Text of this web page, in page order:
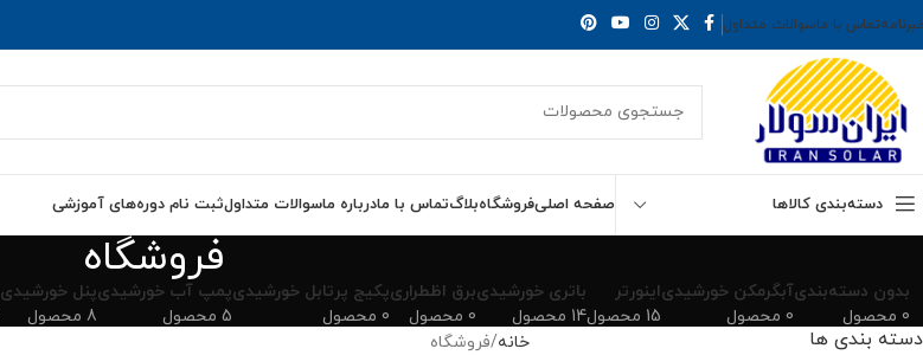
تماس با ماسوالات متداول
دسته‌بندی کالاها صفحه اصلیفروشگاهبلاگتماس با مادرباره ماسوالات متداولثبت نام دوره‌های آموزشی
فروشگاه
بدون دسته‌بندی
0 محصول
آبگرمکن خورشیدی
0 محصول
اینورتر
15 محصول
باتری خورشیدی
14 محصول
برق اظطراری
0 محصول
پکیج پرتابل خورشیدی
0 محصول
پمپ آب خورشیدی
5 محصول
پنل خورشیدی
8 محصول
دسته بندی ها خانه فروشگاه